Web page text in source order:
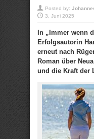
Posted by:
3. Juni 2025
In „Immer wenn
Erfolgsautorin
erneut nach
Roman über
und die Kraft der